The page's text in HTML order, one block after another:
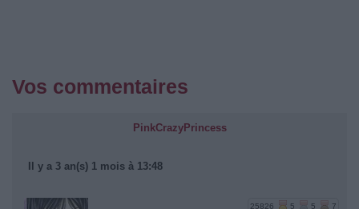
Vos commentaires
PinkCrazyPrincess
Il y a 3 an(s) 1 mois à 13:48
25826 5 5 7